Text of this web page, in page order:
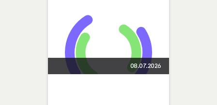
08.07.2026